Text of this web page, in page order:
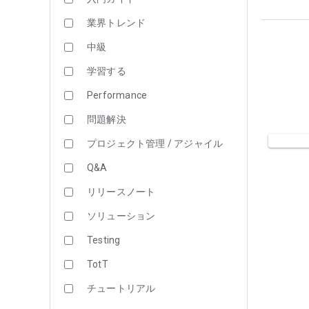
業界トレンド
中級
学習する
Performance
問題解決
プロジェクト管理 / アジャイル
Q&A
リリースノート
ソリューション
Testing
TotT
チュートリアル